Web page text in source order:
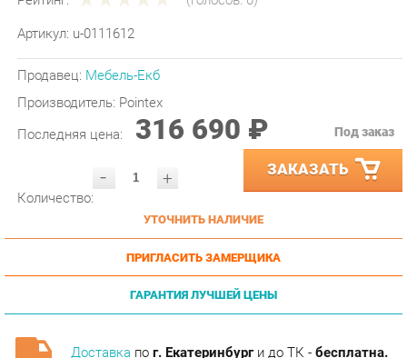
Артикул: u-0111612
Производитель:Pointex
Последняя цена: 316 690 ₽
- ЗАКАЗАТЬ
УТОЧНИТЬ НАЛИЧИЕ
ПРИГЛАСИТЬ ЗАМЕРЩИКА
ГАРАНТИЯ ЛУЧШЕЙ ЦЕНЫ
Доставкапог. Екатеринбурги до ТК -бесплатна.